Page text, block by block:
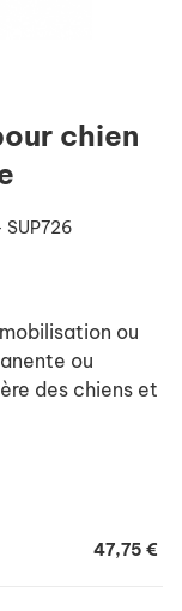
chien
SUP726
ou
ou
des chiens et
et
47,75 €